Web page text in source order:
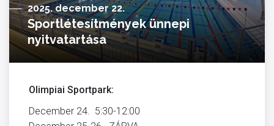
2025. december 22.
Sportlétesítmények ünnepi
nyitvatartása
Olimpiai Sportpark:
December 24. 5:30-12:00